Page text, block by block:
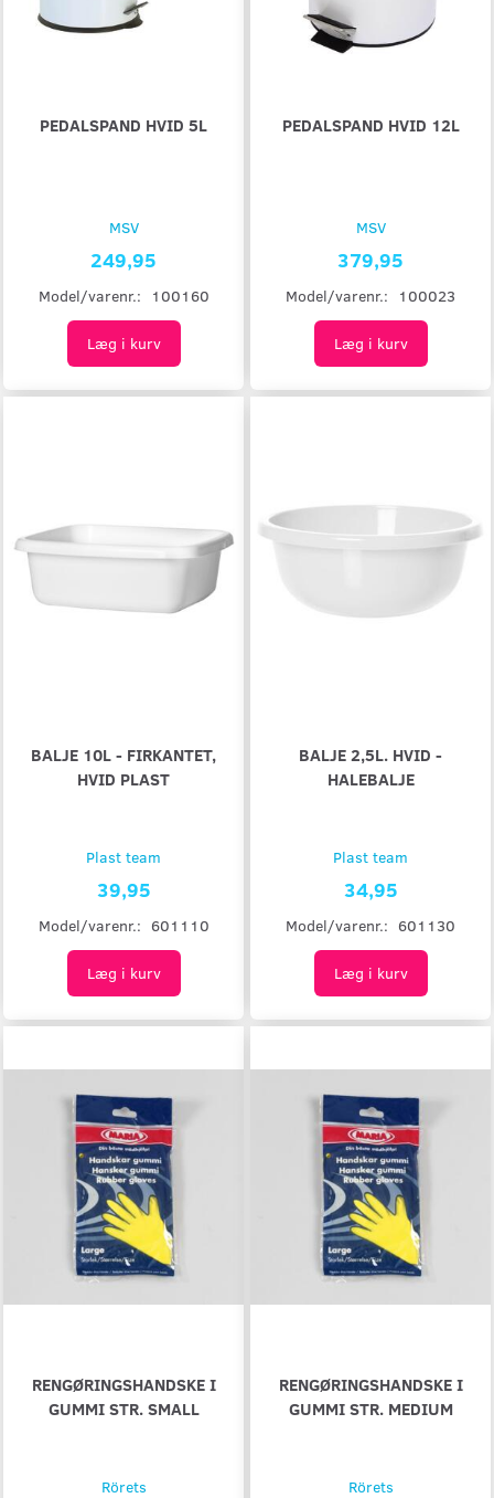
PEDALSPAND HVID 5L
MSV
249,95
Model/varenr.: 100160
Læg i kurv
PEDALSPAND HVID 12L
MSV
379,95
Model/varenr.: 100023
Læg i kurv
BALJE 10L - FIRKANTET,
HVID PLAST
Plast team
39,95
Model/varenr.: 601110
Læg i kurv
BALJE 2,5L. HVID -
HALEBALJE
Plast team
34,95
Model/varenr.: 601130
Læg i kurv
RENGØRINGSHANDSKE I
GUMMI STR. SMALL
Rörets
RENGØRINGSHANDSKE I
GUMMI STR. MEDIUM
Rörets